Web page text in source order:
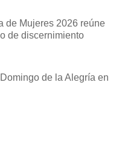
de Mujeres 2026 reúne
de discernimiento
de la Alegría en